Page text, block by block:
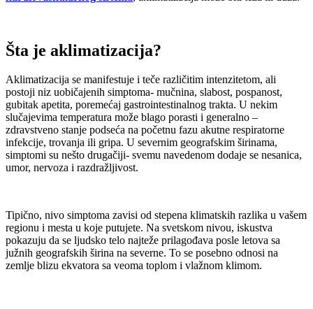
Šta je aklimatizacija?
Aklimatizacija se manifestuje i teče različitim intenzitetom, ali
postoji niz uobičajenih simptoma- mučnina, slabost, pospanost,
gubitak apetita, poremećaj gastrointestinalnog trakta. U nekim
slučajevima temperatura može blago porasti i generalno –
zdravstveno stanje podseća na početnu fazu akutne respiratorne
infekcije, trovanja ili gripa. U severnim geografskim širinama,
simptomi su nešto drugačiji- svemu navedenom dodaje se nesanica,
umor, nervoza i razdražljivost.
Tipično, nivo simptoma zavisi od stepena klimatskih razlika u vašem
regionu i mesta u koje putujete. Na svetskom nivou, iskustva
pokazuju da se ljudsko telo najteže prilagođava posle letova sa
južnih geografskih širina na severne. To se posebno odnosi na
zemlje blizu ekvatora sa veoma toplom i vlažnom klimom.